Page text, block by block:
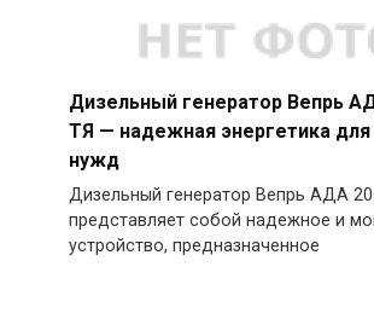
Дизельный генератор Вепрь
ТЯ — надежная энергетика
нужд
Дизельный генератор Вепрь АДА
представляет собой надежное и
устройство, предназначенное